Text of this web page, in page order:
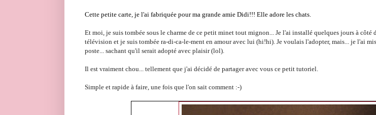
Cette petite carte, je l'ai fabriquée pour ma grande amie Didi!!! Elle adore les chats.
Et moi, je suis tombée sous le charme de ce petit minet tout mignon... Je l'ai installé quelques jours à côté
télévision et je suis tombée ra-di-ca-le-ment en amour avec lui (hi!hi). Je voulais l'adopter, mais... je l'ai
poste... sachant qu'il serait adopté avec plaisir (lol).
Il est vraiment chou... tellement que j'ai décidé de partager avec vous ce petit tutoriel.
Simple et rapide à faire, une fois que l'on sait comment :-)